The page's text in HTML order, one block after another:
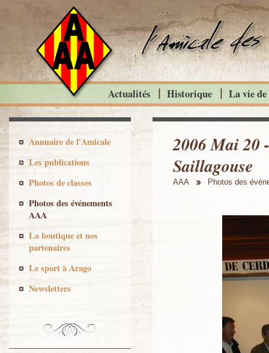
2006 Mai 20
Saillagouse
AAA Photos des
Actualités Historique La vie
Annuaire de l'Amicale
Les publications
Photos de classes
Photos des événements
AAA
La boutique et nos
partenaires
Le sport à Arago
Newsletters